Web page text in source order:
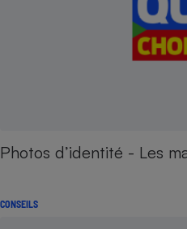
Photos d’identité - Les
CONSEILS